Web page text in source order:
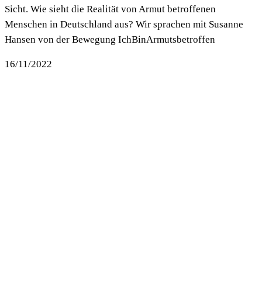
Sicht. Wie sieht die Realität von Armut betroffenen
Menschen in Deutschland aus? Wir sprachen mit Susanne
Hansen von der Bewegung IchBinArmutsbetroffen
16/11/2022